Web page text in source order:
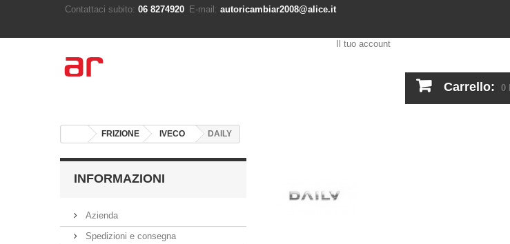
Contattaci subito: 06 8274920 E-mail: autoricambiar2008@alice.it
Carrello: 0
Il tuo account
FRIZIONE IVECO DAILY
INFORMAZIONI
Azienda
Spedizioni e consegna